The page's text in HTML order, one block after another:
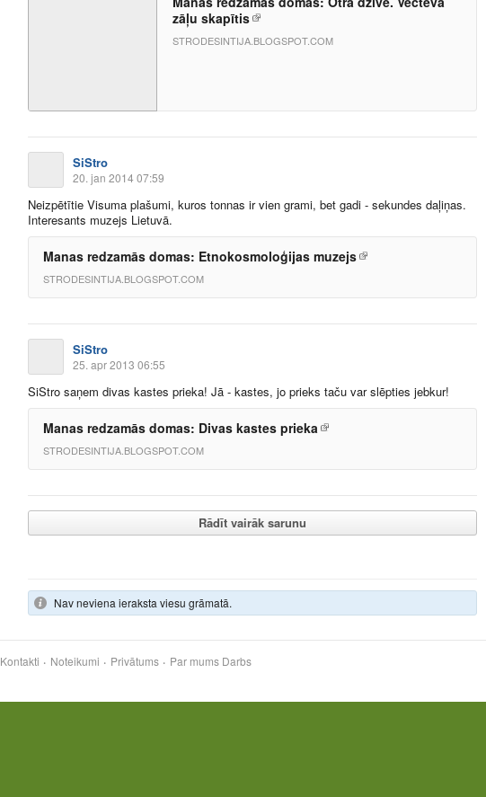
zāļu skapītis
STRODESINTIJA.BLOGSPOT.COM
SiStro
20. jan 2014 07:59
Neizpētītie Visuma plašumi, kuros tonnas ir vien grami, bet gadi - sekundes daļiņas.
Interesants muzejs Lietuvā.
Manas redzamās domas: Etnokosmoloģijas muzejs
STRODESINTIJA.BLOGSPOT.COM
SiStro
25. apr 2013 06:55
SiStro saņem divas kastes prieka! Jā - kastes, jo prieks taču var slēpties jebkur!
Manas redzamās domas: Divas kastes prieka
STRODESINTIJA.BLOGSPOT.COM
Rādīt vairāk sarunu
Nav neviena ieraksta viesu grāmatā.
Kontakti Noteikumi Privātums Par mums Darbs